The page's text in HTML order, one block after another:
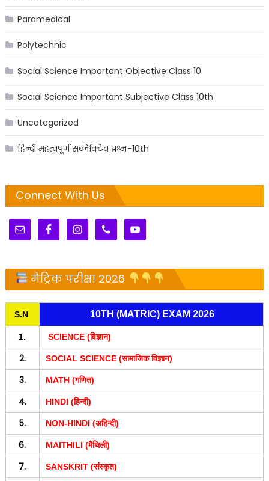
Paramedical
Polytechnic
Social Science Important Objective Class 10
Social Science Important Subjective Class 10th
Uncategorized
हिन्दी महत्वपूर्ण सब्जेक्टिव प्रश्न-10th
Connect With Us
मैट्रिक परीक्षा 2026
S.N 10TH (MATRIC) EXAM 2026
1. SCIENCE (विज्ञान)
2. SOCIAL SCIENCE (सामाजिक विज्ञान)
3. MATH (गणित)
4. HINDI (हिन्दी)
5. NON-HINDI (अहिन्दी)
6. MAITHILI (मैथिली)
7. SANSKRIT (संस्कृत)